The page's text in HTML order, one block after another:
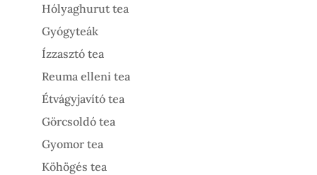
Hólyaghurut tea
Gyógyteák
Ízzasztó tea
Reuma elleni tea
Étvágyjavító tea
Görcsoldó tea
Gyomor tea
Köhögés tea